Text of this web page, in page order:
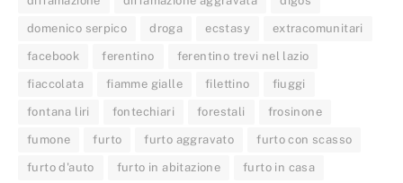
domenico serpico droga ecstasy extracomunitari
facebook ferentino ferentino trevi nel lazio
fiaccolata fiamme gialle filettino fiuggi
fontana liri fontechiari forestali frosinone
fumone furto furto aggravato furto con scasso
furto d'auto furto in abitazione furto in casa